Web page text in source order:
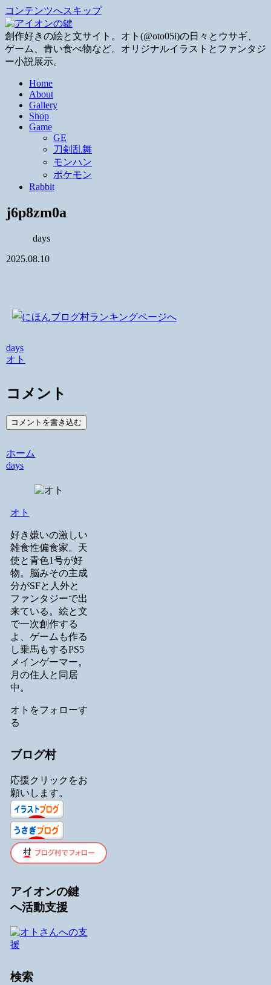
コンテンツへスキップ
創作好きの絵と文サイト。オト(@oto05i)の日々とウサギ、
ゲーム、青い食べ物など。オリジナルイラストとファンタジ
ー小説展示。
Home
About
Gallery
Shop
Game
GE
刀剣乱舞
モンハン
ポケモン
Rabbit
j6p8zm0a
days
2025.08.10
days
オト
コメント
コメントを書き込む
ホーム
days
オト
好き嫌いの激しい
雑食性偏食家。天
使と青色1号が好
物。脳みその主成
分がSFと人外と
ファンタジーで出
来ている。絵と文
で一次創作する
よ、ゲームも作る
し乗馬もするPS5
メインゲーマー。
月の住人と同居
中。
オトをフォローす
る
ブログ村
応援クリックをお
願いします。
アイオンの鍵
へ活動支援
検索